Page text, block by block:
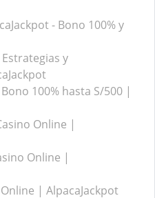
- Bono 100% y
y
100% hasta S/500 |
Online |
Online |
| AlpacaJackpot